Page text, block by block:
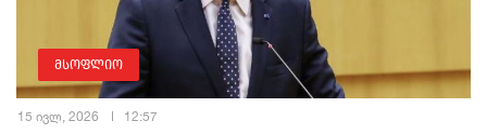
მსოფლიო
15 ივლ, 2026 12:57